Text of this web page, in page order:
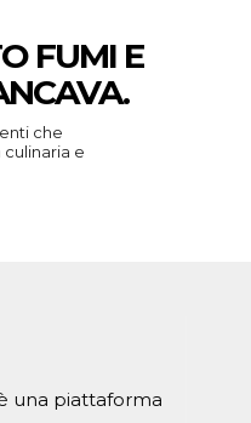
FUMI E
che
e
una piattaforma